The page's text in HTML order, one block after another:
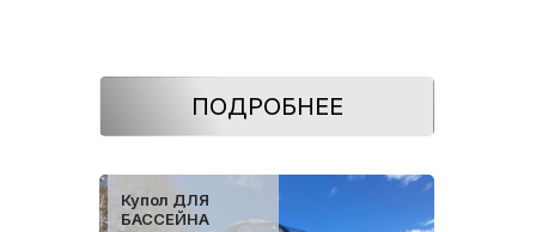
ПОДРОБНЕЕ
Купол ДЛЯ
БАССЕЙНА